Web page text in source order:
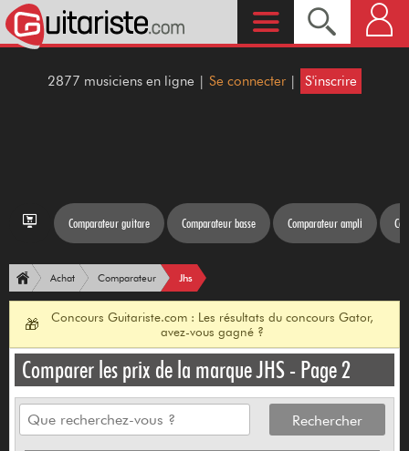
2877 musiciens en ligne | Se connecter | S'inscrire
Comparateur guitare Comparateur basse Comparateur ampli
Achat Comparateur Jhs
🎁
Concours Guitariste.com : Les résultats du concours Gator,
avez-vous gagné ?
Comparer les prix de la marque JHS - Page 2